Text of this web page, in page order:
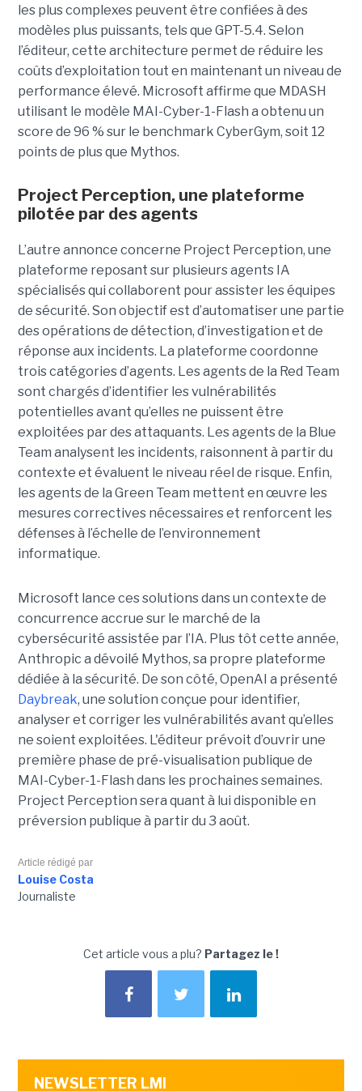
les plus complexes peuvent être confiées à des
modèles plus puissants, tels que GPT-5.4. Selon
l’éditeur, cette architecture permet de réduire les
coûts d’exploitation tout en maintenant un niveau de
performance élevé. Microsoft affirme que MDASH
utilisant le modèle MAI-Cyber-1-Flash a obtenu un
score de 96 % sur le benchmark CyberGym, soit 12
points de plus que Mythos.
Project Perception, une plateforme
pilotée par des agents
L’autre annonce concerne Project Perception, une
plateforme reposant sur plusieurs agents IA
spécialisés qui collaborent pour assister les équipes
de sécurité. Son objectif est d’automatiser une partie
des opérations de détection, d’investigation et de
réponse aux incidents. La plateforme coordonne
trois catégories d’agents. Les agents de la Red Team
sont chargés d’identifier les vulnérabilités
potentielles avant qu’elles ne puissent être
exploitées par des attaquants. Les agents de la Blue
Team analysent les incidents, raisonnent à partir du
contexte et évaluent le niveau réel de risque. Enfin,
les agents de la Green Team mettent en œuvre les
mesures correctives nécessaires et renforcent les
défenses à l’échelle de l’environnement
informatique.
Microsoft lance ces solutions dans un contexte de
concurrence accrue sur le marché de la
cybersécurité assistée par l’IA. Plus tôt cette année,
Anthropic a dévoilé Mythos, sa propre plateforme
dédiée à la sécurité. De son côté, OpenAI a présenté
Daybreak, une solution conçue pour identifier,
analyser et corriger les vulnérabilités avant qu’elles
ne soient exploitées. L'éditeur prévoit d’ouvrir une
première phase de pré-visualisation publique de
MAI-Cyber-1-Flash dans les prochaines semaines.
Project Perception sera quant à lui disponible en
préversion publique à partir du 3 août.
Article rédigé par
Louise Costa
Journaliste
Cet article vous a plu? Partagez le !
NEWSLETTER LMI